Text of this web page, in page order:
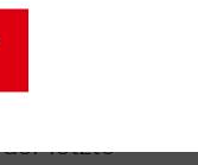
letzte